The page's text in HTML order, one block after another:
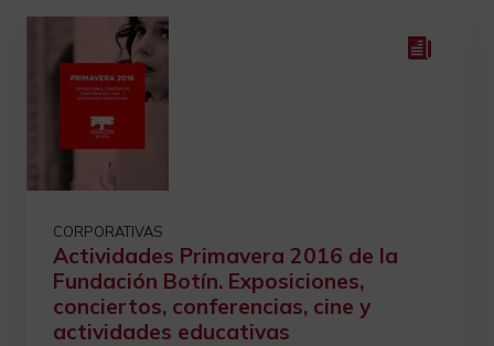
CORPORATIVAS
Actividades Primavera 2016 de la
Fundación Botín. Exposiciones,
conciertos, conferencias, cine y
actividades educativas